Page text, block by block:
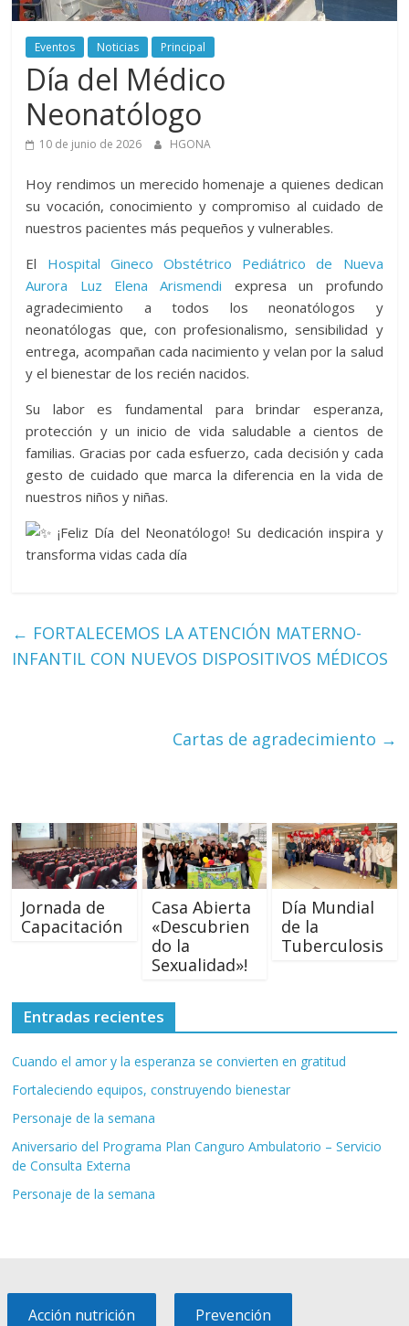
Aurora
–
Luz
Elena
Arismendi
Eventos Noticias Principal
Día del Médico
Neonatólogo
10 de junio de 2026 HGONA
Hoy rendimos un merecido homenaje a quienes dedican
su vocación, conocimiento y compromiso al cuidado de
nuestros pacientes más pequeños y vulnerables.
El Hospital Gineco Obstétrico Pediátrico de Nueva
Aurora Luz Elena Arismendi expresa un profundo
agradecimiento a todos los neonatólogos y
neonatólogas que, con profesionalismo, sensibilidad y
entrega, acompañan cada nacimiento y velan por la salud
y el bienestar de los recién nacidos.
Su labor es fundamental para brindar esperanza,
protección y un inicio de vida saludable a cientos de
familias. Gracias por cada esfuerzo, cada decisión y cada
gesto de cuidado que marca la diferencia en la vida de
nuestros niños y niñas.
¡Feliz Día del Neonatólogo! Su dedicación inspira y
transforma vidas cada día
← FORTALECEMOS LA ATENCIÓN MATERNO-
INFANTIL CON NUEVOS DISPOSITIVOS MÉDICOS
Cartas de agradecimiento →
Jornada de
Capacitación
Casa Abierta
«Descubrien
do la
Sexualidad»!
Día Mundial
de la
Tuberculosis
Entradas recientes
Cuando el amor y la esperanza se convierten en gratitud
Fortaleciendo equipos, construyendo bienestar
Personaje de la semana
Aniversario del Programa Plan Canguro Ambulatorio – Servicio
de Consulta Externa
Personaje de la semana
Acción nutrición Prevención